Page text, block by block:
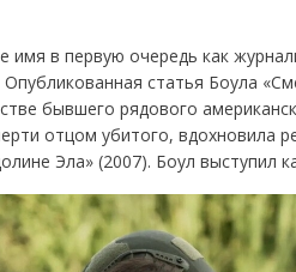
имя в первую очередь как
Опубликованная статья Боула
бывшего рядового
отцом убитого, вдохновила
Эла» (2007). Боул выступил